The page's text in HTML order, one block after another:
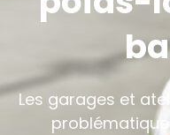
Les garages et